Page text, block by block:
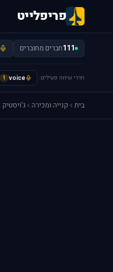
פריפלייט
111חברים מחוברים
חדרי שיחה פעילים: voice
1
בית קנייה ומכירה ג'ויסטיק